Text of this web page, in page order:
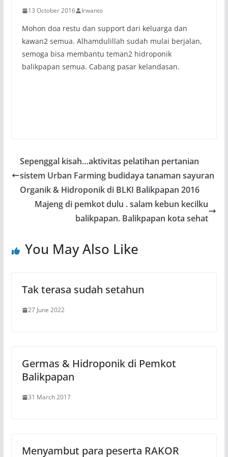
13 October 2016 Irwanto
Mohon doa restu dan support dari keluarga dan
kawan2 semua. Alhamdulillah sudah mulai berjalan,
semoga bisa membantu teman2 hidroponik
balikpapan semua. Cabang pasar kelandasan.
Sepenggal kisah…aktivitas pelatihan pertanian
sistem Urban Farming budidaya tanaman sayuran
Organik & Hidroponik di BLKI Balikpapan 2016
Majeng di pemkot dulu . salam kebun kecilku
balikpapan. Balikpapan kota sehat
You May Also Like
Tak terasa sudah setahun
27 June 2022
Germas & Hidroponik di Pemkot
Balikpapan
31 March 2017
Menyambut para peserta RAKOR